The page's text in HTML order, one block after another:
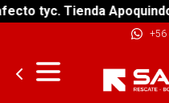
tyc. Tienda
+56